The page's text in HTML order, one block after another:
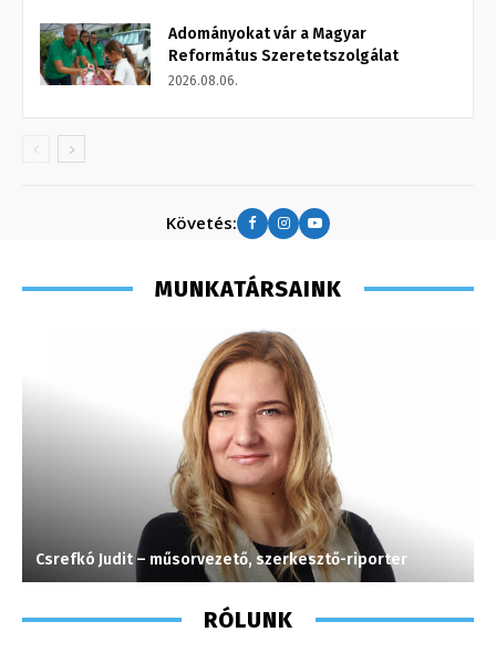
Adományokat vár a Magyar
Református Szeretetszolgálat
2026.08.06.
Követés:
MUNKATÁRSAINK
Csrefkó Judit – műsorvezető, szerkesztő-riporter
RÓLUNK